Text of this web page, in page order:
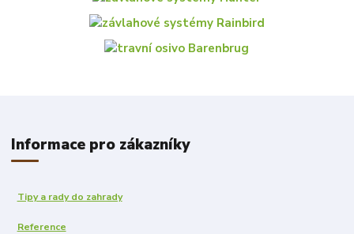
Informace pro zákazníky
Tipy a rady do zahrady
Reference